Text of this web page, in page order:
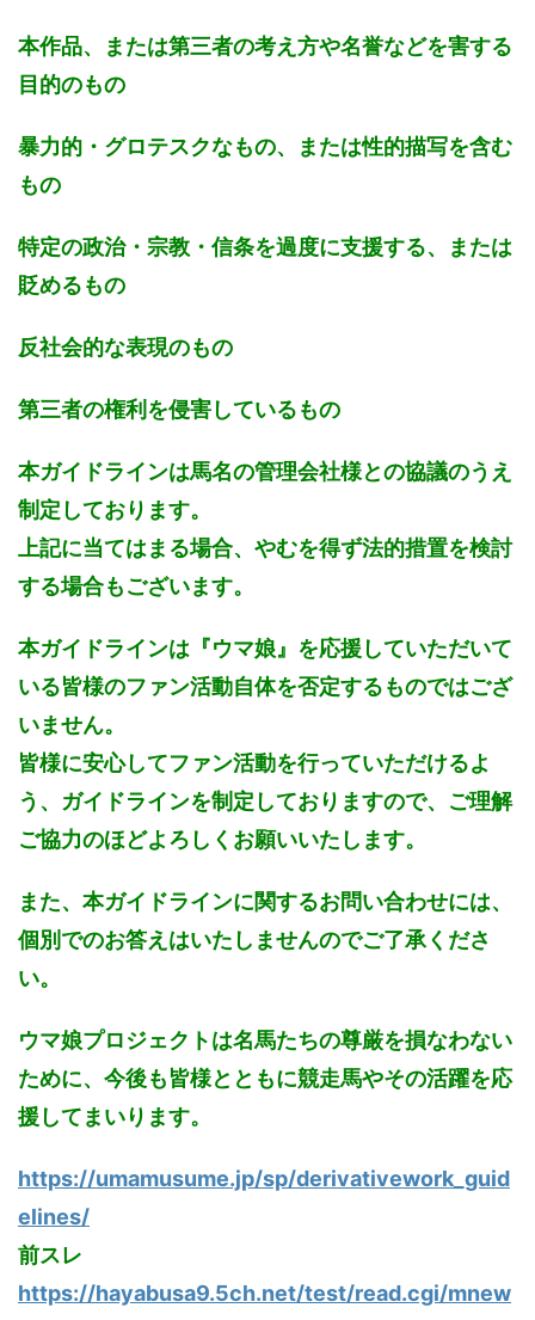
本作品、または第三者の考え方や名誉などを害する
目的のもの
暴力的・グロテスクなもの、または性的描写を含む
もの
特定の政治・宗教・信条を過度に支援する、または
貶めるもの
反社会的な表現のもの
第三者の権利を侵害しているもの
本ガイドラインは馬名の管理会社様との協議のうえ
制定しております。
上記に当てはまる場合、やむを得ず法的措置を検討
する場合もございます。
本ガイドラインは『ウマ娘』を応援していただいて
いる皆様のファン活動自体を否定するものではござ
いません。
皆様に安心してファン活動を行っていただけるよ
う、ガイドラインを制定しておりますので、ご理解
ご協力のほどよろしくお願いいたします。
また、本ガイドラインに関するお問い合わせには、
個別でのお答えはいたしませんのでご了承くださ
い。
ウマ娘プロジェクトは名馬たちの尊厳を損なわない
ために、今後も皆様とともに競走馬やその活躍を応
援してまいります。
https://umamusume.jp/sp/derivativework_guid
elines/
前スレ
https://hayabusa9.5ch.net/test/read.cgi/mnew